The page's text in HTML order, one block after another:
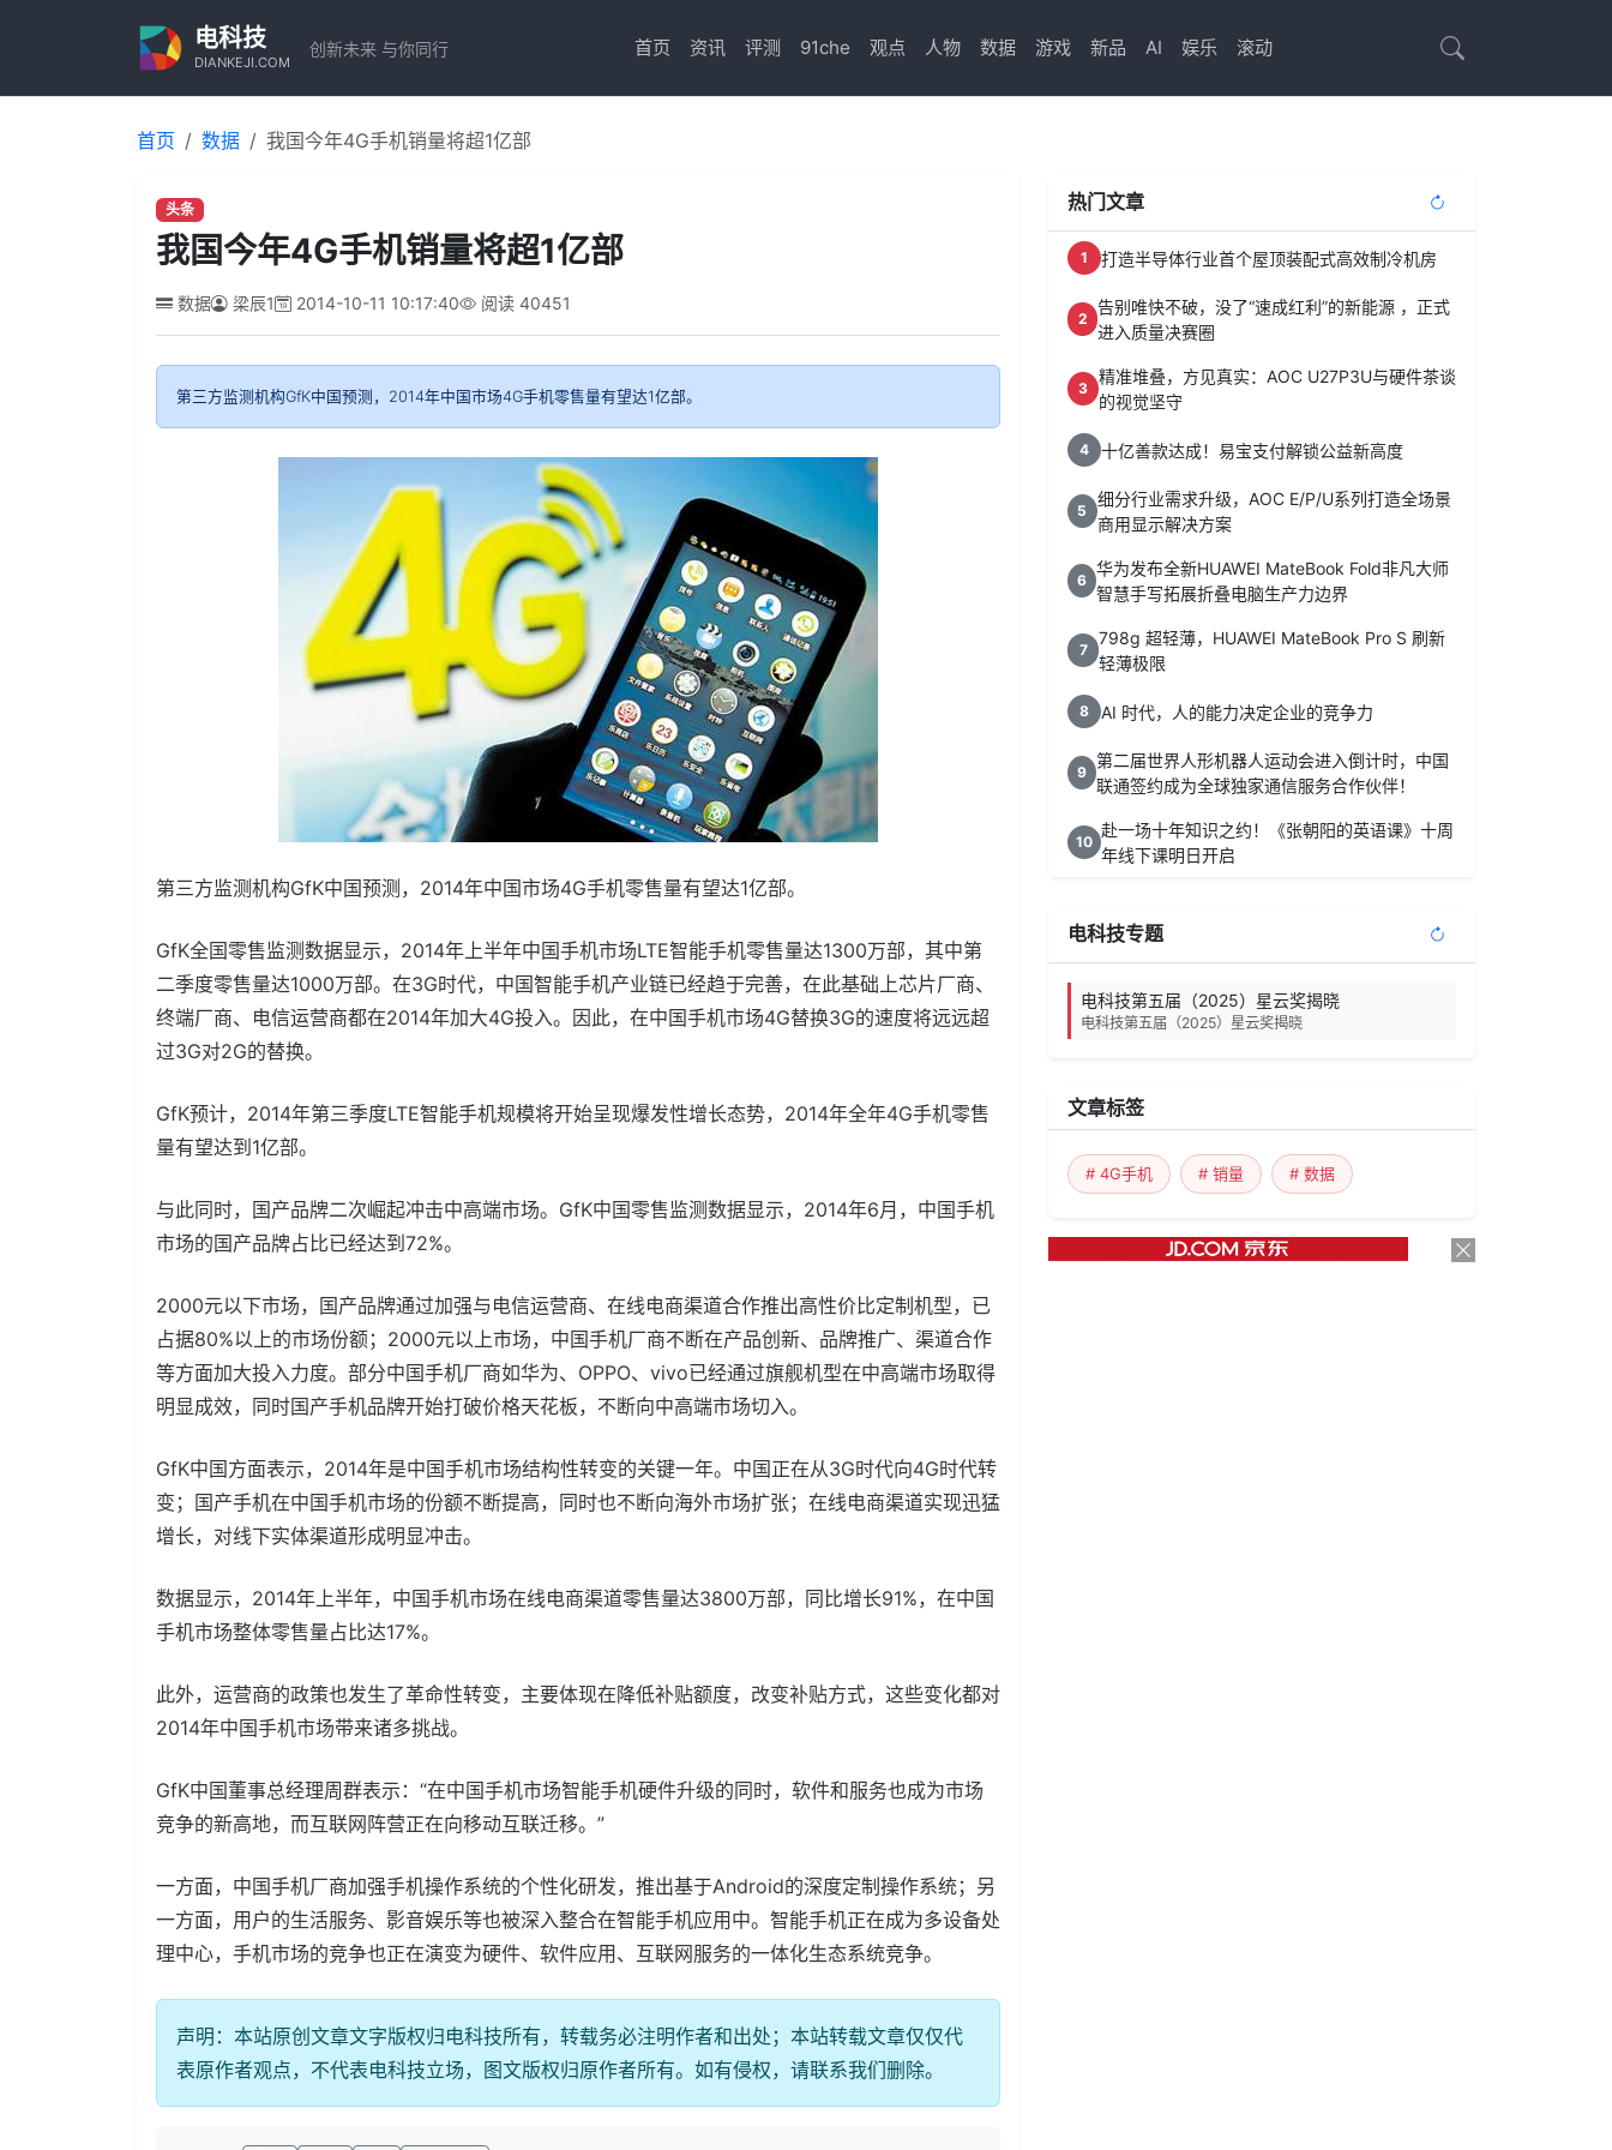
电科技
DIANKEJI.COM
创新未来 与你同行 首页 资讯 评测 91che 观点 人物 数据 游戏 新品 AI 娱乐 滚动
首页 数据 我国今年4G手机销量将超1亿部
头条
我国今年4G手机销量将超1亿部
数据 梁辰1 2014-10-11 10:17:40 阅读 40451
第三方监测机构GfK中国预测，2014年中国市场4G手机零售量有望达1亿部。
第三方监测机构GfK中国预测，2014年中国市场4G手机零售量有望达1亿部。
GfK全国零售监测数据显示，2014年上半年中国手机市场LTE智能手机零售量达1300万部，其中第
二季度零售量达1000万部。在3G时代，中国智能手机产业链已经趋于完善，在此基础上芯片厂商、
终端厂商、电信运营商都在2014年加大4G投入。因此，在中国手机市场4G替换3G的速度将远远超
过3G对2G的替换。
GfK预计，2014年第三季度LTE智能手机规模将开始呈现爆发性增长态势，2014年全年4G手机零售
量有望达到1亿部。
与此同时，国产品牌二次崛起冲击中高端市场。GfK中国零售监测数据显示，2014年6月，中国手机
市场的国产品牌占比已经达到72%。
2000元以下市场，国产品牌通过加强与电信运营商、在线电商渠道合作推出高性价比定制机型，已
占据80%以上的市场份额；2000元以上市场，中国手机厂商不断在产品创新、品牌推广、渠道合作
等方面加大投入力度。部分中国手机厂商如华为、OPPO、vivo已经通过旗舰机型在中高端市场取得
明显成效，同时国产手机品牌开始打破价格天花板，不断向中高端市场切入。
GfK中国方面表示，2014年是中国手机市场结构性转变的关键一年。中国正在从3G时代向4G时代转
变；国产手机在中国手机市场的份额不断提高，同时也不断向海外市场扩张；在线电商渠道实现迅猛
增长，对线下实体渠道形成明显冲击。
数据显示，2014年上半年，中国手机市场在线电商渠道零售量达3800万部，同比增长91%，在中国
手机市场整体零售量占比达17%。
此外，运营商的政策也发生了革命性转变，主要体现在降低补贴额度，改变补贴方式，这些变化都对
2014年中国手机市场带来诸多挑战。
GfK中国董事总经理周群表示：“在中国手机市场智能手机硬件升级的同时，软件和服务也成为市场
竞争的新高地，而互联网阵营正在向移动互联迁移。”
一方面，中国手机厂商加强手机操作系统的个性化研发，推出基于Android的深度定制操作系统；另
一方面，用户的生活服务、影音娱乐等也被深入整合在智能手机应用中。智能手机正在成为多设备处
理中心，手机市场的竞争也正在演变为硬件、软件应用、互联网服务的一体化生态系统竞争。
声明：本站原创文章文字版权归电科技所有，转载务必注明作者和出处；本站转载文章仅仅代
表原作者观点，不代表电科技立场，图文版权归原作者所有。如有侵权，请联系我们删除。
热门文章
1 打造半导体行业首个屋顶装配式高效制冷机房
2
告别唯快不破，没了“速成红利”的新能源 ，正式
进入质量决赛圈
3
精准堆叠，方见真实：AOC U27P3U与硬件茶谈
的视觉坚守
4 十亿善款达成！易宝支付解锁公益新高度
5
细分行业需求升级，AOC E/P/U系列打造全场景
商用显示解决方案
6
华为发布全新HUAWEI MateBook Fold非凡大师
智慧手写拓展折叠电脑生产力边界
7
798g 超轻薄，HUAWEI MateBook Pro S 刷新
轻薄极限
8 AI 时代，人的能力决定企业的竞争力
9
第二届世界人形机器人运动会进入倒计时，中国
联通签约成为全球独家通信服务合作伙伴！
10
赴一场十年知识之约！《张朝阳的英语课》十周
年线下课明日开启
电科技专题
电科技第五届（2025）星云奖揭晓
电科技第五届（2025）星云奖揭晓
文章标签
# 4G手机 # 销量 # 数据